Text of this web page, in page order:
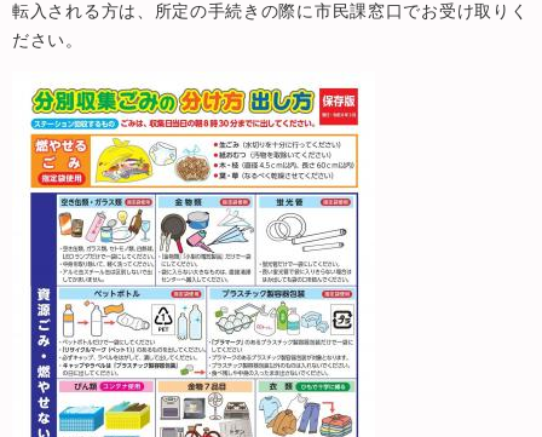
転入される方は、所定の手続きの際に市民課窓口でお受け取りく
ださい。